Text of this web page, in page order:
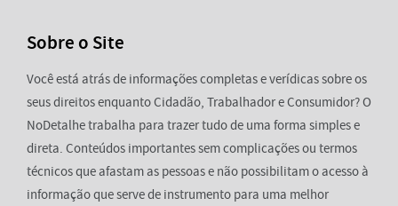
Sobre o Site
Você está atrás de informações completas e verídicas sobre os
seus direitos enquanto Cidadão, Trabalhador e Consumidor? O
NoDetalhe trabalha para trazer tudo de uma forma simples e
direta. Conteúdos importantes sem complicações ou termos
técnicos que afastam as pessoas e não possibilitam o acesso à
informação que serve de instrumento para uma melhor